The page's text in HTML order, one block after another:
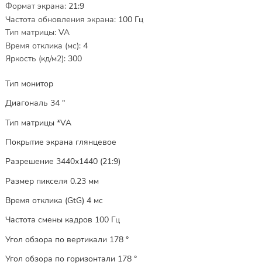
Формат экрана: 21:9
Частота обновления экрана: 100 Гц
Тип матрицы: VA
Время отклика (мс): 4
Яркость (кд/м2): 300
Тип монитор
Диагональ 34 "
Тип матрицы *VA
Покрытие экрана глянцевое
Разрешение 3440x1440 (21:9)
Размер пикселя 0.23 мм
Время отклика (GtG) 4 мс
Частота смены кадров 100 Гц
Угол обзора по вертикали 178 °
Угол обзора по горизонтали 178 °